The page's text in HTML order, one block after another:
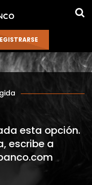
esta opción.
escribe a